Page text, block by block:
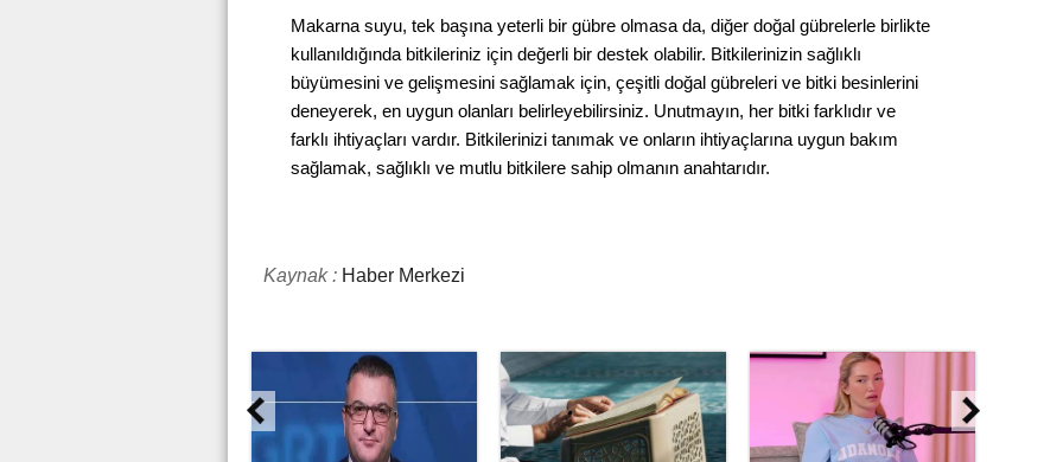
Makarna suyu, tek başına yeterli bir gübre olmasa da, diğer doğal gübrelerle birlikte
kullanıldığında bitkileriniz için değerli bir destek olabilir. Bitkilerinizin sağlıklı
büyümesini ve gelişmesini sağlamak için, çeşitli doğal gübreleri ve bitki besinlerini
deneyerek, en uygun olanları belirleyebilirsiniz. Unutmayın, her bitki farklıdır ve
farklı ihtiyaçları vardır. Bitkilerinizi tanımak ve onların ihtiyaçlarına uygun bakım
sağlamak, sağlıklı ve mutlu bitkilere sahip olmanın anahtarıdır.
Kaynak : Haber Merkezi